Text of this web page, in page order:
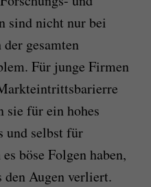
sind nicht nur bei
gesamten
Für junge Firmen
sie für ein hohes
und selbst für
böse Folgen haben,
den Augen verliert.